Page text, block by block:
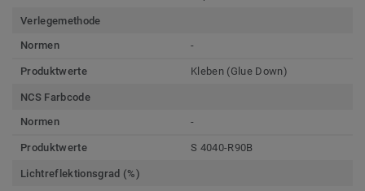
Verlegemethode
Normen
-
Produktwerte Kleben (Glue Down)
NCS Farbcode
Normen
-
Produktwerte S 4040-R90B
Lichtreflektionsgrad (%)